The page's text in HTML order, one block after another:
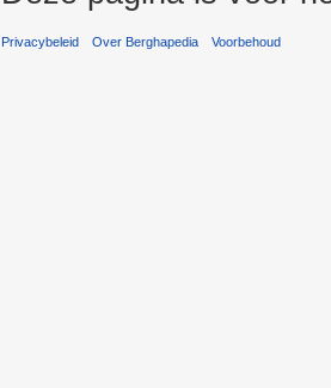
Privacybeleid Over Berghapedia Voorbehoud